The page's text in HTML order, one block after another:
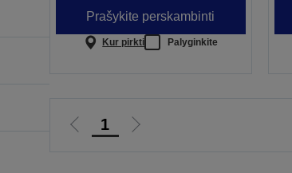
Prašykite perskambinti
Kur pirkti Palyginkite
Eiti 1
Eiti